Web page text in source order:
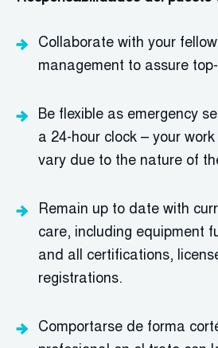
Collaborate with your
management to assure
Be flexible as emergency
a 24-hour clock – your
vary due to the nature of
Remain up to date with
care, including equipment
and all certifications,
registrations.
Comportarse de forma